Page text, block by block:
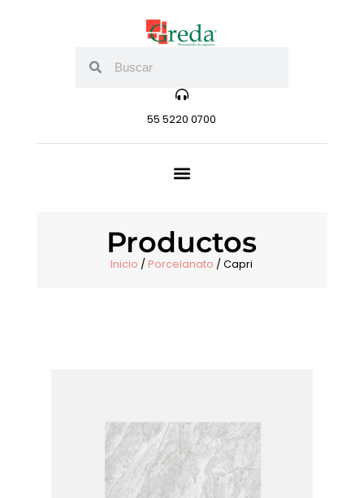
55 5220 0700
Productos
Inicio / Porcelanato / Capri